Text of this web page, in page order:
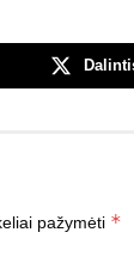
pažymėti *